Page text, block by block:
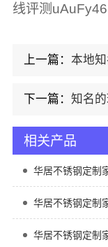
线评测
上一篇：本地知
下一篇：知名的环
相关产品